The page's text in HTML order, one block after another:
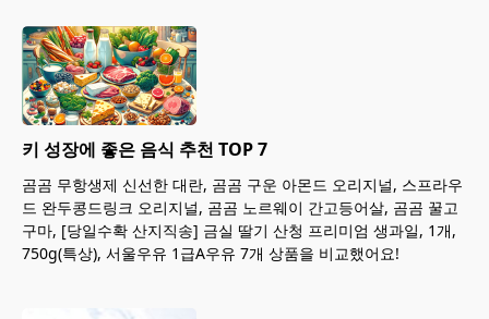
키 성장에 좋은 음식 추천 TOP 7
곰곰 무항생제 신선한 대란, 곰곰 구운 아몬드 오리지널, 스프라우
드 완두콩드링크 오리지널, 곰곰 노르웨이 간고등어살, 곰곰 꿀고
구마, [당일수확 산지직송] 금실 딸기 산청 프리미엄 생과일, 1개,
750g(특상), 서울우유 1급A우유 7개 상품을 비교했어요!